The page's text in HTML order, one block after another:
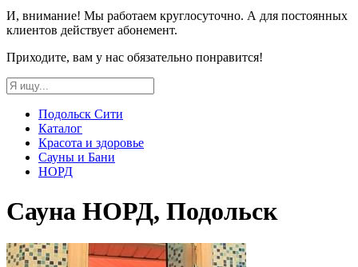
И, внимание! Мы работаем круглосуточно. А для постоянных
клиентов действует абонемент.
Приходите, вам у нас обязательно понравится!
Подольск Сити
Каталог
Красота и здоровье
Сауны и Бани
НОРД
Сауна НОРД, Подольск